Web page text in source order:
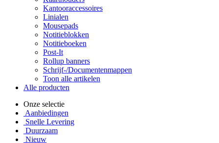
Kantooraccessoires
Linialen
Mousepads
Notitieblokken
Notitieboeken
Post-It
Rollup banners
Schrijf-/Documentenmappen
Toon alle artikelen
Alle producten
Onze selectie
Aanbiedingen
Snelle Levering
Duurzaam
Nieuw